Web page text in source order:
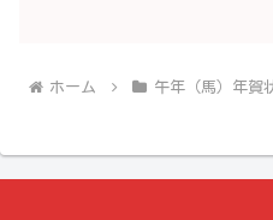
ホーム 午年（馬）年賀